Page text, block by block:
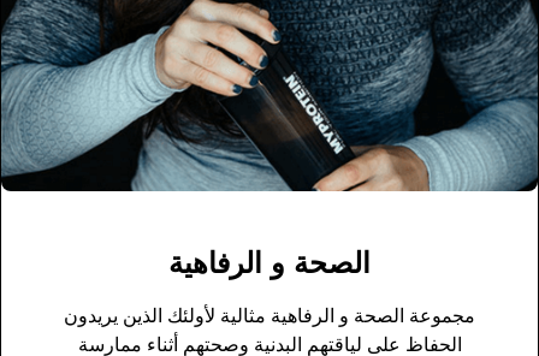
الصحة و الرفاهية
مجموعة الصحة و الرفاهية مثالية لأولئك الذين يريدون
الحفاظ على لياقتهم البدنية وصحتهم أثناء ممارسة